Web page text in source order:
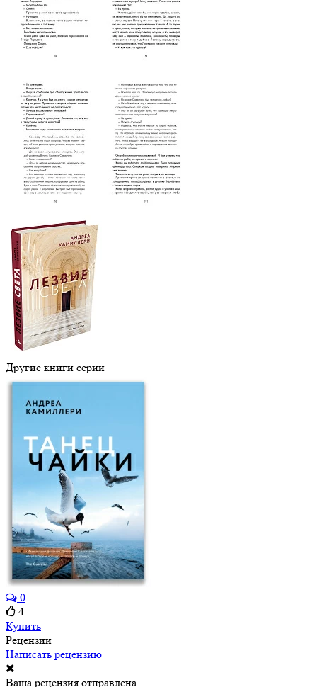
Другие книги серии
0
4
Купить
Рецензии
Написать рецензию
Ваша рецензия отправлена.